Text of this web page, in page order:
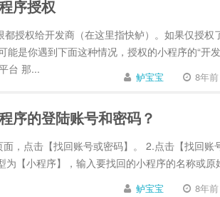
序授权
授权给开发商（在这里指快鲈）。如果仅授
能是你遇到下面这种情况，授权的小程序的“开
台 那...
鲈宝宝 8年
序的登陆账号和密码？
，点击【找回账号或密码】。 2.点击【找回
为【小程序】，输入要找回的小程序的名称或
鲈宝宝 8年